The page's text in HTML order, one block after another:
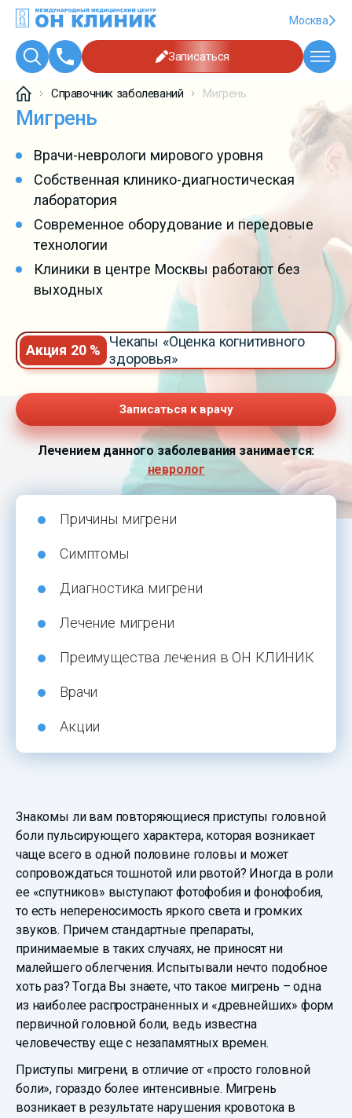
Москва
Записаться
Справочник заболеваний Мигрень
Мигрень
Врачи-неврологи мирового уровня
Собственная клинико-диагностическая
лаборатория
Современное оборудование и передовые
технологии
Клиники в центре Москвы работают без
выходных
Акция 20 %
Чекапы «Оценка когнитивного
здоровья»
Записаться к врачу
Лечением данного заболевания занимается:
невролог
Причины мигрени
Симптомы
Диагностика мигрени
Лечение мигрени
Преимущества лечения в ОН КЛИНИК
Врачи
Акции
Знакомы ли вам повторяющиеся приступы головной
боли пульсирующего характера, которая возникает
чаще всего в одной половине головы и может
сопровождаться тошнотой или рвотой? Иногда в роли
ее «спутников» выступают фотофобия и фонофобия,
то есть непереносимость яркого света и громких
звуков. Причем стандартные препараты,
принимаемые в таких случаях, не приносят ни
малейшего облегчения. Испытывали нечто подобное
хоть раз? Тогда Вы знаете, что такое мигрень – одна
из наиболее распространенных и «древнейших» форм
первичной головной боли, ведь известна
человечеству еще с незапамятных времен.
Приступы мигрени, в отличие от «просто головной
боли», гораздо более интенсивные. Мигрень
возникает в результате нарушения кровотока в